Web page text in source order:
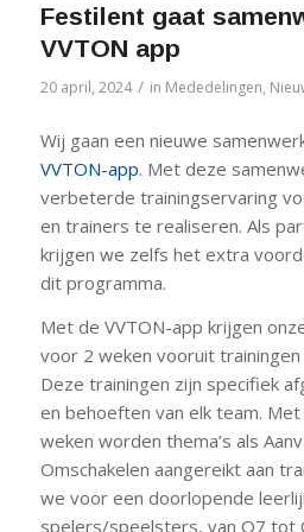
Festilent gaat
VVTON app
20 april, 2024 / in Mededelingen,
Wij gaan een nieuwe
VVTON-app. Met deze
verbeterde trainingservaring
en trainers te realiseren. Als
krijgen we zelfs het extra
dit programma.
Met de VVTON-app krijgen
voor 2 weken vooruit
Deze trainingen zijn specifiek
en behoeften van elk team. Met
weken worden thema’s als
Omschakelen aangereikt aan
we voor een doorlopende
spelers/speelsters, van O7 tot